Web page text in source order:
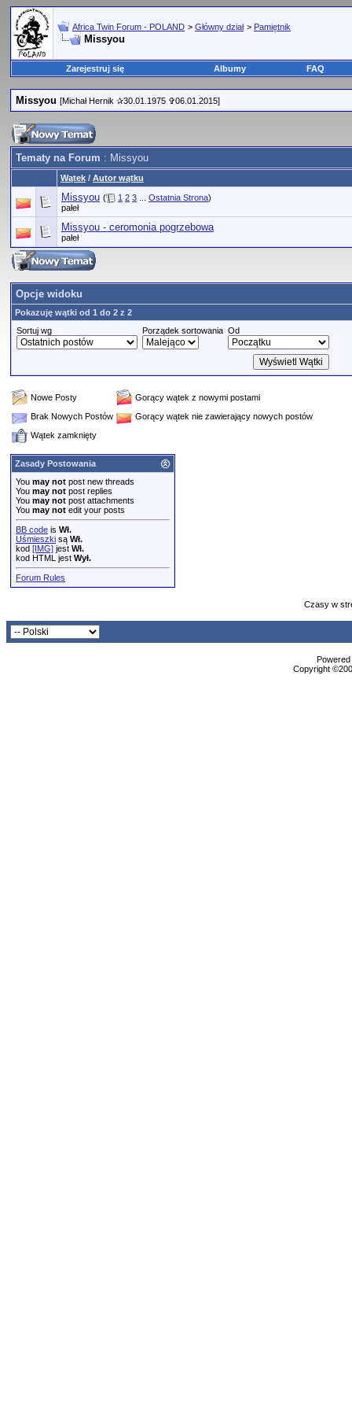
Africa Twin Forum - POLAND > Główny dział > Pamiętnik
Missyou
Zarejestruj się Albumy FAQ
Missyou [Michał Hernik ✰30.01.1975 ✞06.01.2015]
Tematy na Forum : Missyou
Wątek / Autor wątku
Missyou ( 1 2 3 Ostatnia Strona)
pałeł
Missyou - ceromonia pogrzebowa
pałeł
Opcje widoku
Pokazuję wątki od 1 do 2 z 2
Sortuj wg
Porządek sortowania Od
Nowe Posty
Gorący wątek z nowymi postami
Brak Nowych Postów
Gorący wątek nie zawierający nowych postów
Wątek zamknięty
Zasady Postowania
You may not post new threads
You may not post replies
You may not post attachments
You may not edit your posts
BB code is Wł.
Uśmieszki są Wł.
kod [IMG] jest Wł.
kod HTML jest Wył.
Forum Rules
Czasy w
Copyright